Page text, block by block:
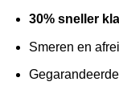
30% sneller
Smeren en